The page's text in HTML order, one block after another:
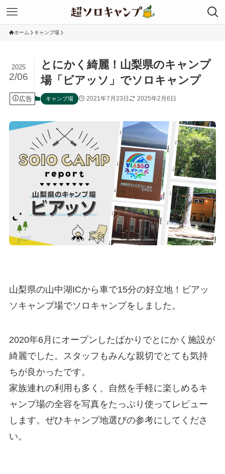
ホーム キャンプ場
とにかく綺麗！山梨県のキャンプ
場「ビアッソ」でソロキャンプ
2025
2/06
広告 キャンプ場 2021年7月23日 2025年2月6日
山梨県の山中湖ICから車で15分の好立地！ ビアッ
ソキャンプ場でソロキャンプをしました。
2020年6月にオープンしたばかりでとにかく施設が
綺麗でした。スタッフもみんな親切でとても気持
ちが良かったです。
家族連れの利用も多く、自然を手軽に楽しめるキ
ャンプ場の全容を写真をたっぷり使ってレビュー
します。ぜひキャンプ地選びの参考にしてくださ
い。